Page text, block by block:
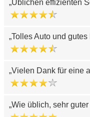
Üblichen effizienten
Tolles Auto und
Vielen Dank für eine
Wie üblich, sehr